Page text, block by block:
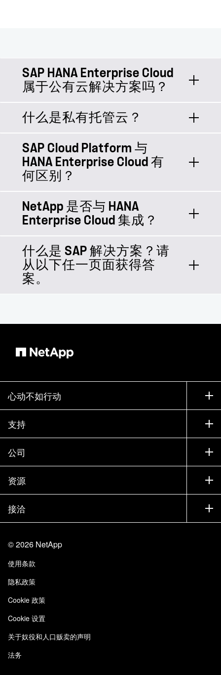
SAP HANA Enterprise Cloud
属于公有云解决方案吗？
SAP HANA Enterprise Cloud (HEC) 是
一种私有托管云。SAP 将 HEC 托管在
自己的数据中心设施之外， HEC 在
NetApp 上运行。
什么是私有托管云？
想象一下内部环境的安全性和易管理性
以及云的可扩展性和灵活性。这是私有
托管云的精髓：它可以让您为今后更快
地进行云迁移做好准备，并提供全面的
管理，减轻 IT 团队的工作负担。
SAP Cloud Platform 与
HANA Enterprise Cloud 有
何区别？
SAP Cloud Platform 曾经是自有品牌
产品，现在已成为支持 SAP Business
Technology Platform 的核心支柱之一。
HANA Enterprise Cloud 是由 SAP 托管
的私有云解决方案。
NetApp 是否与 HANA
Enterprise Cloud 集成？
HANA Enterprise Cloud 基于 NetApp
解决方案构建— 所以，是的，我们已
经实现了集成。
什么是 SAP 解决方案？请
从以下任一页面获得答
案。
应用程序之间创建无缝连接的解决
SAP 云服务
SAP 灾难恢复：深入了解 SAP 云
服务灾难恢复如何帮助保护您的 IT
资产
心动不如行动
如何购买
联系销售部门
寻找合作伙伴
试用产品
贵宾体验中心
产品 A-Z
支持
支持
训练
文档中心
知识库
社区
公司
公司
合作伙伴
招聘
信任中心
责任与可持续性
质量认证
NetApp Instaclustr
资源
新闻中心
活动
博客
客户体验
客户成功案例
接洽
站点反馈
无障碍使用
电子邮件订阅
©2026 NetApp
使用条款
隐私政策
Cookie 政策
Cookie 设置
关于奴役和人口贩卖的声明
法务